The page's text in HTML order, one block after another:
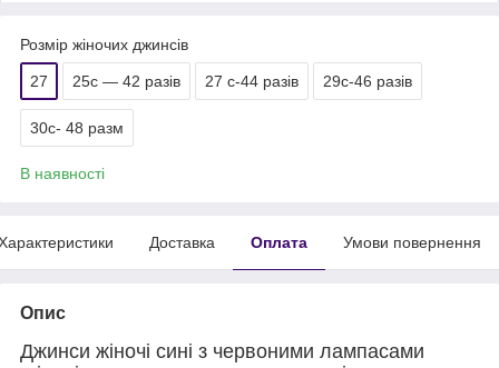
Розмір жіночих джинсів
27 25с — 42 разів 27 с-44 разів 29с-46 разів
30с- 48 разм
В наявності
Доставка Оплата Умови повернення
Опис
Джинси жіночі сині з червоними лампасами